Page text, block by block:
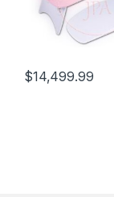
$14,499.99